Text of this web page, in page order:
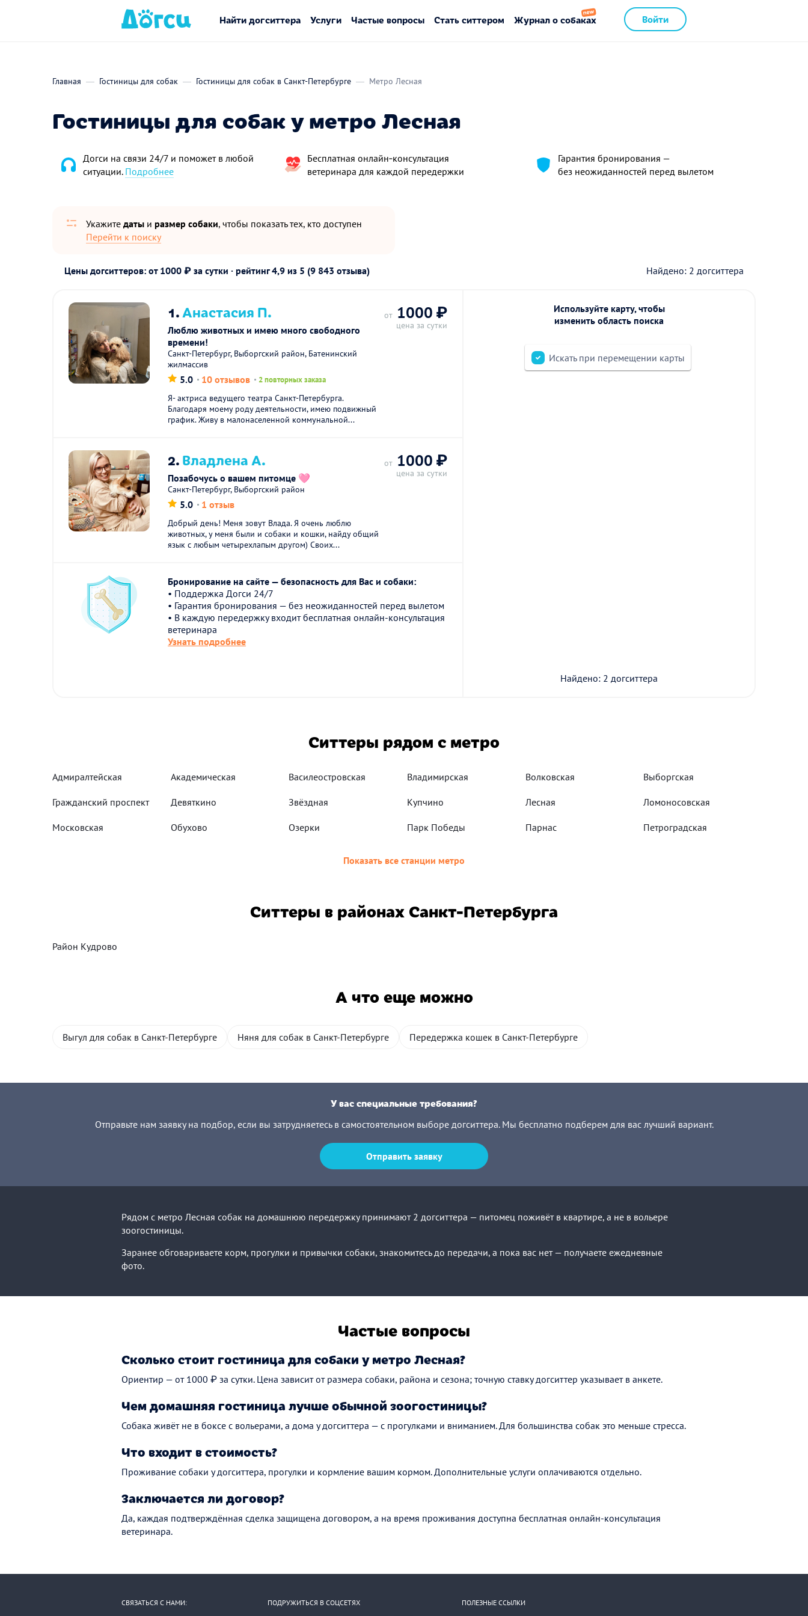
Войти
Найти догситтера Услуги Частые вопросы Стать ситтером Журнал о собаках
Главная Гостиницы для собак Гостиницы для собак в Санкт-Петербурге Метро Лесная
Гостиницы для собак у метро Лесная
Догси на связи 24/7 и поможет в любой
ситуации. Подробнее
Бесплатная онлайн‑консультация
ветеринара для каждой передержки
Гарантия бронирования —
без неожиданностей перед вылетом
Укажите даты и размер собаки, чтобы показать тех, кто доступен
Перейти к поиску
Цены догситтеров: от 1000 ₽ за сутки · рейтинг4,9 из 5 (9 843 отзыва) Найдено: 2 догситтера
1.Анастасия П.
Люблю животных и имею много свободного
времени!
Санкт-Петербург, Выборгский район, Батенинский
жилмассив
5.0 10 отзывов 2 повторных заказа
Я- актриса ведущего театра Санкт-Петербурга.
Благодаря моему роду деятельности, имею подвижный
график. Живу в малонаселенной коммунальной...
от 1000 ₽
цена за сутки
2.Владлена А.
Позабочусь о вашем питомце 🩷
Санкт-Петербург, Выборгский район
5.0 1 отзыв
Добрый день! Меня зовут Влада. Я очень люблю
животных, у меня были и собаки и кошки, найду общий
язык с любым четырехлапым другом) Своих...
от 1000 ₽
цена за сутки
Бронирование на сайте — безопасность для Вас и собаки:
• Поддержка Догси 24/7
• Гарантия бронирования — без неожиданностей перед вылетом
• В каждую передержку входит бесплатная онлайн-консультация
ветеринара
Узнать подробнее
Используйте карту, чтобы
изменить область поиска
Искать при перемещении карты
Найдено: 2 догситтера
Ситтеры рядом с метро
Адмиралтейская Академическая Василеостровская Владимирская Волковская Выборгская
Гражданский проспект Девяткино Звёздная Купчино Лесная Ломоносовская
Московская Обухово Озерки Парк Победы Парнас Петроградская
Показать все станции метро
Ситтеры в районах Санкт-Петербурга
Район Кудрово
А что еще можно
Выгул для собак в Санкт-Петербурге Няня для собак в Санкт-Петербурге Передержка кошек в Санкт-Петербурге
У вас специальные требования?
Отправьте нам заявку на подбор, если вы затрудняетесь в самостоятельном выборе догситтера. Мы бесплатно подберем для вас лучший вариант.
Отправить заявку
Рядом с метро Лесная собак на домашнюю передержку принимают 2 догситтера — питомец поживёт в квартире, а не в вольере
зоогостиницы.
Заранее обговариваете корм, прогулки и привычки собаки, знакомитесь до передачи, а пока вас нет — получаете ежедневные
фото.
Частые вопросы
Сколько стоит гостиница для собаки у метро Лесная?
Ориентир — от 1000 ₽ за сутки. Цена зависит от размера собаки, района и сезона; точную ставку догситтер указывает в анкете.
Чем домашняя гостиница лучше обычной зоогостиницы?
Собака живёт не в боксе с вольерами, а дома у догситтера — с прогулками и вниманием. Для большинства собак это меньше стресса.
Что входит в стоимость?
Проживание собаки у догситтера, прогулки и кормление вашим кормом. Дополнительные услуги оплачиваются отдельно.
Заключается ли договор?
Да, каждая подтверждённая сделка защищена договором, а на время проживания доступна бесплатная онлайн-консультация
ветеринара.
СВЯЗАТЬСЯ С НАМИ: ПОДРУЖИТЬСЯ В СОЦСЕТЯХ ПОЛЕЗНЫЕ ССЫЛКИ